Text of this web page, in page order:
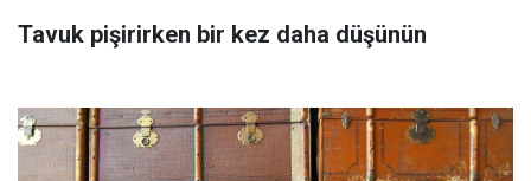
Tavuk pişirirken bir kez daha düşünün